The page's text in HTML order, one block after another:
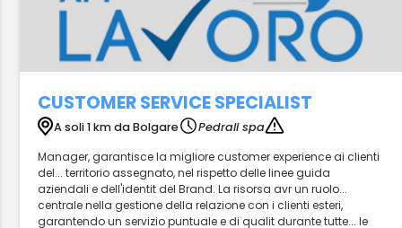
CUSTOMER SERVICE SPECIALIST
A soli 1 km da Bolgare
Pedrali spa
Manager, garantisce la migliore customer experience ai clienti
del... territorio assegnato, nel rispetto delle linee guida
aziendali e dell'identit del Brand. La risorsa avr un ruolo...
centrale nella gestione della relazione con i clienti esteri,
garantendo un servizio puntuale e di qualit durante tutte... le